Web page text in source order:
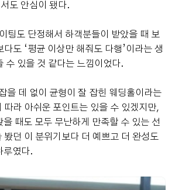
도 안심이 됐다.
팅도 단정해서 하객분들이 받았을 때 보
도 ‘평균 이상만 해줘도 다행’이라는 생
수 있을 것 같다는 느낌이었다.
을 데 없이 균형이 잘 잡힌 웨딩홀이라는
라 아쉬운 포인트는 있을 수 있겠지만,
때도 모두 무난하게 만족할 수 있는 선
던 이 분위기보다 더 예쁘고 더 완성도
루였다.